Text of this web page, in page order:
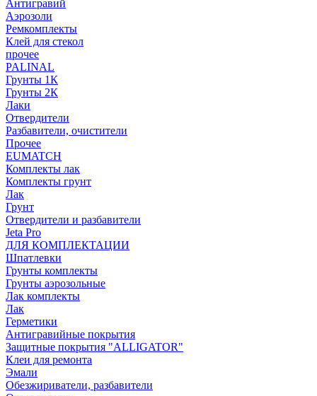
Антигравий
Аэрозоли
Ремкомплекты
Клей для стекол
прочее
PALINAL
Грунты 1К
Грунты 2К
Лаки
Отвердители
Разбавители, очистители
Прочее
EUMATCH
Комплекты лак
Комплекты грунт
Лак
Грунт
Отвердители и разбавители
Jeta Pro
ДЛЯ КОМПЛЕКТАЦИИ
Шпатлевки
Грунты комплекты
Грунты аэрозольные
Лак комплекты
Лак
Герметики
Антигравийные покрытия
Защитные покрытия "ALLIGATOR"
Клеи для ремонта
Эмали
Обезжириватели, разбавители